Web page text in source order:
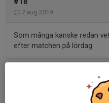
7 aug 2019
Som många kanske redan
efter matchen på lördag.